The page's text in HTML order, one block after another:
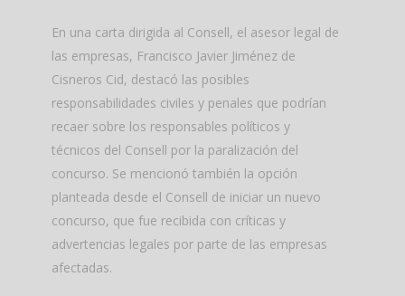
En una carta dirigida al Consell, el asesor legal de
las empresas, Francisco Javier Jiménez de
Cisneros Cid, destacó las posibles
responsabilidades civiles y penales que podrían
recaer sobre los responsables políticos y
técnicos del Consell por la paralización del
concurso. Se mencionó también la opción
planteada desde el Consell de iniciar un nuevo
concurso, que fue recibida con críticas y
advertencias legales por parte de las empresas
afectadas.